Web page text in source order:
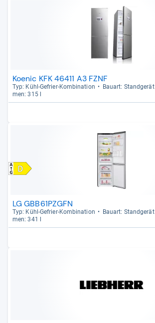
Koenic KFK 46411 A3 FZNF
Typ: Kühl-​Gefrier-​Kom­bi­na­tion Bau­art: Stand­ge­rät
men: 315 l
LG GBB61PZGFN
Typ: Kühl-​Gefrier-​Kom­bi­na­tion Bau­art: Stand­ge­rät
men: 341 l